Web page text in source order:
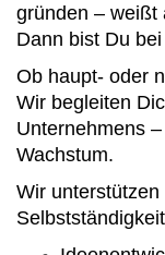
gründen – weißt
Dann bist Du
Ob haupt- oder
Wir begleiten
Unternehmens
Wachstum.
Wir